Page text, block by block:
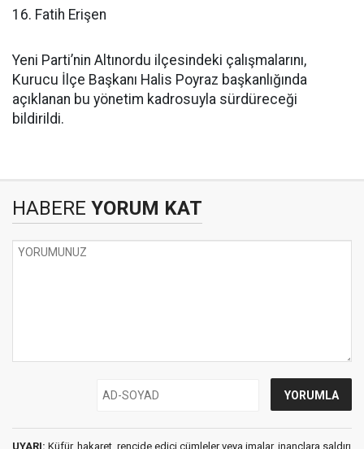
16. Fatih Erişen
Yeni Parti’nin Altınordu ilçesindeki çalışmalarını,
Kurucu İlçe Başkanı Halis Poyraz başkanlığında
açıklanan bu yönetim kadrosuyla sürdüreceği
bildirildi.
HABERE YORUM KAT
UYARI: Küfür, hakaret, rencide edici cümleler veya imalar, inançlara saldırı